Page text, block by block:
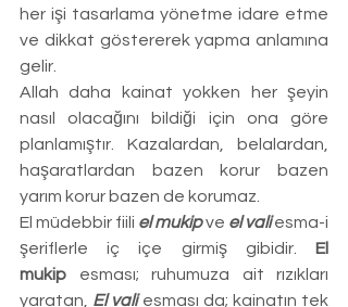
her işi tasarlama yönetme idare etme
ve dikkat göstererek yapma anlamına
gelir.
Allah daha kainat yokken her şeyin
nasıl olacağını bildiği için ona göre
planlamıştır. Kazalardan, belalardan,
haşaratlardan bazen korur bazen
yarım korur bazen de korumaz.
El müdebbir fiili el mukip ve el vali esma-i
şeriflerle iç içe girmiş gibidir. El
mukip esması; ruhumuza ait rızıkları
yaratan, El vali esması da; kainatın tek